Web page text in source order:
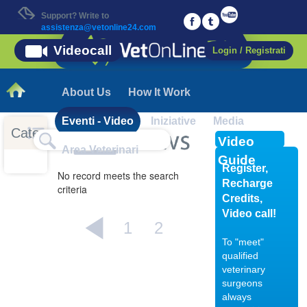
Support? Write to
assistenza@vetonline24.com
About Us How It Work
Eventi - Video Iniziative Media
Area Veterinari
Login / Registrati
Videocall
Categorie
No record meets the search
criteria
1 2
Video
Guide
Register,
Recharge
Credits,
Video call!
To "meet"
qualified
veterinary
surgeons
always